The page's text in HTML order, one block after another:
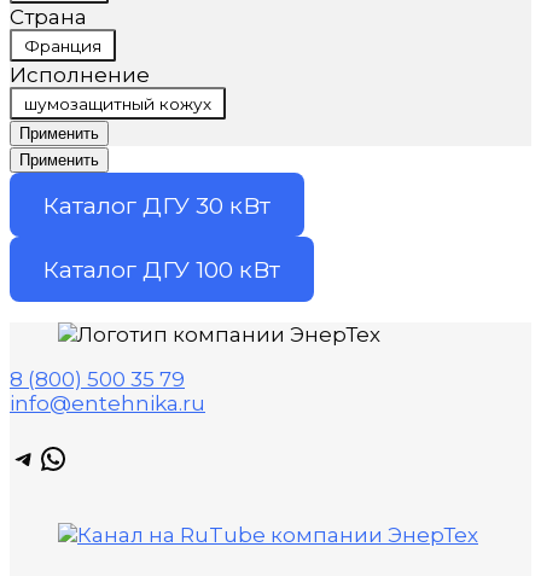
Страна
Страна
Франция
Исполнение
Исполнение
шумозащитный кожух
Применить
Применить
Каталог ДГУ 30 кВт
Каталог ДГУ 100 кВт
8 (800) 500 35 79
info@entehnika.ru
Telegram
WhatsApp